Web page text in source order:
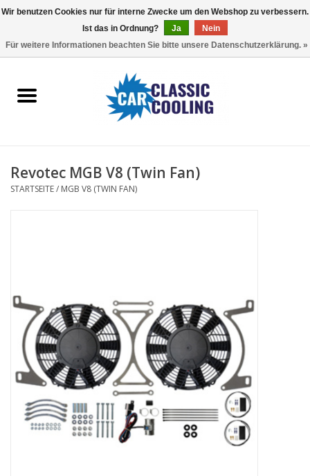
Komplette Kits
Controller
Revotec MGB V8 (Twin Fan)
STARTSEITE/ MGB V8 (TWIN FAN)
Wir benutzen Cookies nur für interne Zwecke um den Webshop zu verbessern.
Ist das in Ordnung?
Ja
Nein
Für weitere Informationen beachten Sie bitte unsere Datenschutzerklärung. »